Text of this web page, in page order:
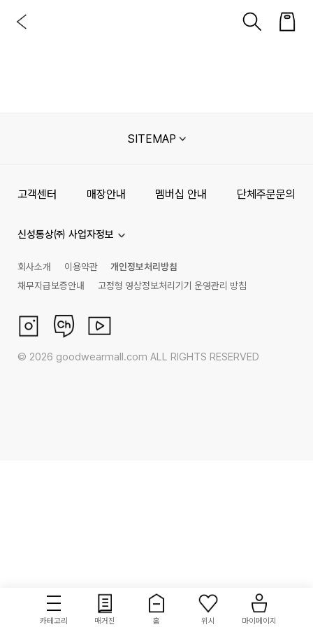
카테고리 매거진 홈 위시 마이페이지
SITEMAP
고객센터 매장안내 멤버십 안내 단체주문문의
신성통상㈜ 사업자정보
회사소개 이용약관
개인정보처리방침
채무지급보증안내
고정형 영상정보처리기기 운영관리 방침
© 2026 goodwearmall.com ALL RIGHTS RESERVED